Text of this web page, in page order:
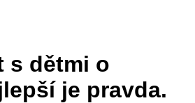
s dětmi o
je pravda.